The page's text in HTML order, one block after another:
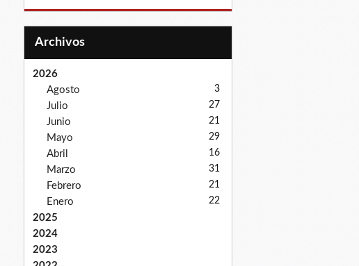
Archivos
2026
Agosto
3
Julio 27
Junio 21
Mayo 29
Abril 16
Marzo 31
Febrero 21
Enero 22
2025
2024
2023